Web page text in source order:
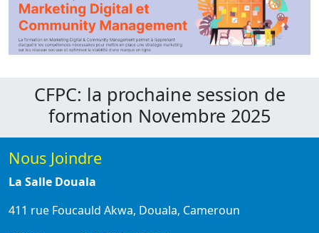
CFPC: la prochaine session de
formation Novembre 2025
Nous Joindre
La Salle Douala
411 rue Foucauld Akwa, Douala, Cameroun